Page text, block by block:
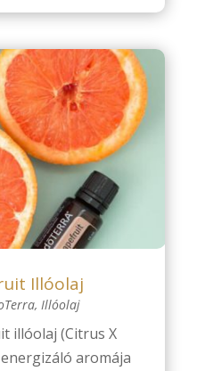
Illóolaj
, Illóolaj
illóolaj (Citrus X
aromája